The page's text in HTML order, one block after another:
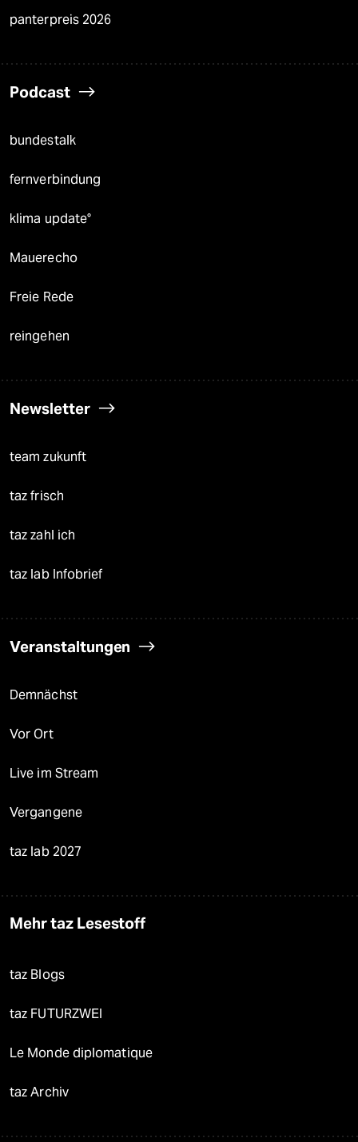
panterpreis 2026
Podcast
bundestalk
fernverbindung
klima update°
Mauerecho
Freie Rede
reingehen
Newsletter
team zukunft
taz frisch
taz zahl ich
taz lab Infobrief
Veranstaltungen
Demnächst
Vor Ort
Live im Stream
Vergangene
taz lab 2027
Mehr taz Lesestoff
taz Blogs
taz FUTURZWEI
Le Monde diplomatique
taz Archiv